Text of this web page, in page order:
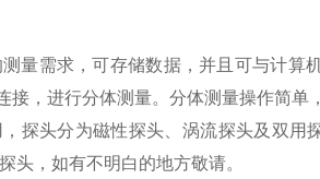
量需求，可存储数据，并且可与计算
，进行分体测量。分体测量操作简单
探头分为磁性探头、涡流探头及双用
头，如有不明白的地方敬请。